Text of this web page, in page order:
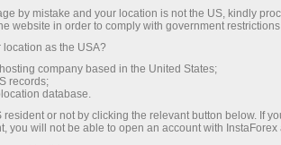
में बेहतरीन स्प्रेड्स और
स्टॉक्स व इंडेक्स ट्रेडिंग के लिए
by mistake and your location is not the US, kindly
website in order to comply with government
as the USA?
company based in the United States;
records;
database.
or not by clicking the relevant button below. If
you will not be able to open an account with InstaForex